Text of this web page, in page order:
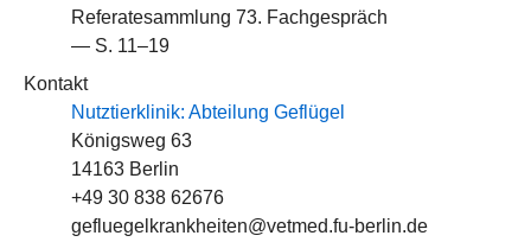
Referatesammlung 73. Fachgespräch
— S. 11–19
Kontakt
Nutztierklinik: Abteilung Geflügel
Königsweg 63
14163 Berlin
+49 30 838 62676
gefluegelkrankheiten@vetmed.fu-berlin.de